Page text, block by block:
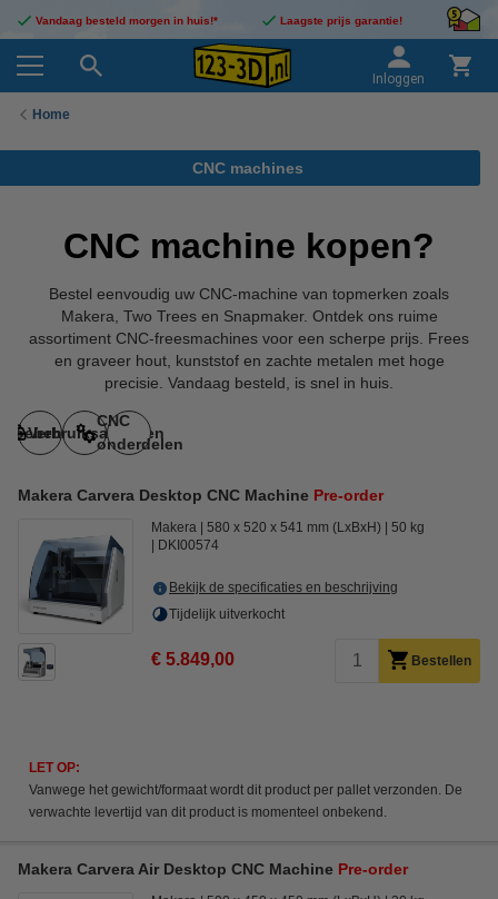
Vandaag besteld morgen in huis!* Laagste prijs garantie!
Inloggen
Home
CNC machines
CNC machine kopen?
Bestel eenvoudig uw CNC-machine van topmerken zoals
Makera, Two Trees en Snapmaker. Ontdek ons ruime
assortiment CNC-freesmachines voor een scherpe prijs. Frees
en graveer hout, kunststof en zachte metalen met hoge
precisie. Vandaag besteld, is snel in huis.
Toebehoren
Verbruiksartikelen
CNC
onderdelen
Makera Carvera Desktop CNC Machine Pre-order
Makera 580 x 520 x 541 mm (LxBxH)
50 kg
DKI00574
Bekijk de specificaties en beschrijving
Tijdelijk uitverkocht
€ 5.849,00 Bestellen
LET OP:
Vanwege het gewicht/formaat wordt dit product per pallet verzonden. De
verwachte levertijd van dit product is momenteel onbekend.
Makera Carvera Air Desktop CNC Machine Pre-order